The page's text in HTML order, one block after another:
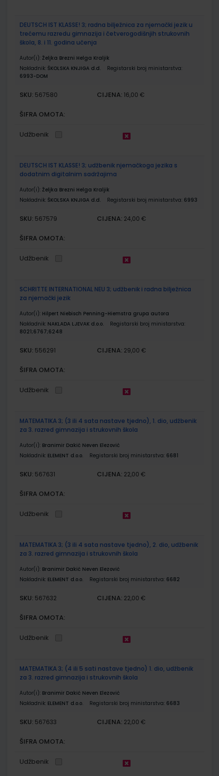
DEUTSCH IST KLASSE! 3; radna bilježnica za njemački jezik u
trećemu razredu gimnazija i četverogodišnjih strukovnih
škola, 8. i 11. godina učenja
Autor(i): Željka Brezni Helga Kraljik
Nakladnik: ŠKOLSKA KNJIGA d.d.
Registarski broj ministarstva:
6993-DOM
SKU: 567580 CIJENA: 16,00 €
ŠIFRA OMOTA:
Udžbenik
DEUTSCH IST KLASSE! 3; udžbenik njemačkoga jezika s
dodatnim digitalnim sadržajima
Autor(i): Željka Brezni Helga Kraljik
Nakladnik: ŠKOLSKA KNJIGA d.d. Registarski broj ministarstva: 6993
SKU: 567579 CIJENA: 24,00 €
ŠIFRA OMOTA:
Udžbenik
SCHRITTE INTERNATIONAL NEU 3; udžbenik i radna bilježnica
za njemački jezik
Autor(i): Hilpert Niebisch Penning-Hiemstra grupa autora
Nakladnik: NAKLADA LJEVAK d.o.o.
Registarski broj ministarstva:
8021;6767;6248
SKU: 556291 CIJENA: 29,00 €
ŠIFRA OMOTA:
Udžbenik
MATEMATIKA 3; (3 ili 4 sata nastave tjedno), 1. dio, udžbenik
za 3. razred gimnazija i strukovnih škola
Autor(i): Branimir Dakić Neven Elezović
Nakladnik: ELEMENT d.o.o. Registarski broj ministarstva: 6681
SKU: 567631 CIJENA: 22,00 €
ŠIFRA OMOTA:
Udžbenik
MATEMATIKA 3; (3 ili 4 sata nastave tjedno), 2. dio, udžbenik
za 3. razred gimnazija i strukovnih škola
Autor(i): Branimir Dakić Neven Elezović
Nakladnik: ELEMENT d.o.o. Registarski broj ministarstva: 6682
SKU: 567632 CIJENA: 22,00 €
ŠIFRA OMOTA:
Udžbenik
MATEMATIKA 3; (4 ili 5 sati nastave tjedno) 1. dio, udžbenik
za 3. razred gimnazija i strukovnih škola
Autor(i): Branimir Dakić Neven Elezović
Nakladnik: ELEMENT d.o.o. Registarski broj ministarstva: 6683
SKU: 567633 CIJENA: 22,00 €
ŠIFRA OMOTA:
Udžbenik